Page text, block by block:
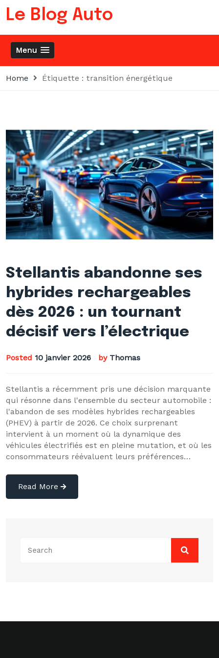
Skip
Le Blog Auto
Menu
Home Étiquette : transition énergétique
Stellantis abandonne ses
hybrides rechargeables
dès 2026 : un tournant
décisif vers l’électrique
Posted 10 janvier 2026 by Thomas
Stellantis a récemment pris une décision marquante
qui résonne dans l'ensemble du secteur automobile :
l'abandon de ses modèles hybrides rechargeables
(PHEV) à partir de 2026. Ce choix surprenant
intervient à un moment où la dynamique des
véhicules électrifiés est en pleine mutation, et où les
consommateurs réévaluent leurs préférences…
Read More
for: